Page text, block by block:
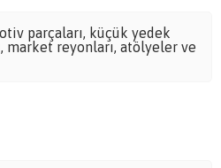
parçaları, küçük yedek
reyonları, atölyeler ve